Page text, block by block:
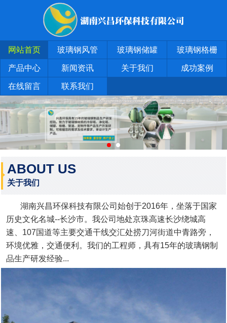
网站首页 玻璃钢风管 玻璃钢储罐 玻璃钢格栅
产品中心 新闻资讯 关于我们 成功案例
在线留言 联系我们
ABOUT US
关于我们
湖南兴昌环保科技有限公司始创于2016年，坐落于国家
历史文化名城--长沙市。我公司地处京珠高速长沙绕城高
速、107国道等主要交通干线交汇处捞刀河街道中青路旁，
环境优雅，交通便利。我们的工程师，具有15年的玻璃钢制
品生产研发经验...